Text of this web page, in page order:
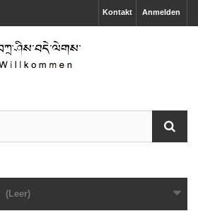
Anmelden
Kontakt
(Leer)